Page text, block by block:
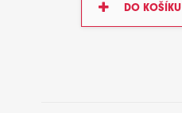
DO KOŠÍKU